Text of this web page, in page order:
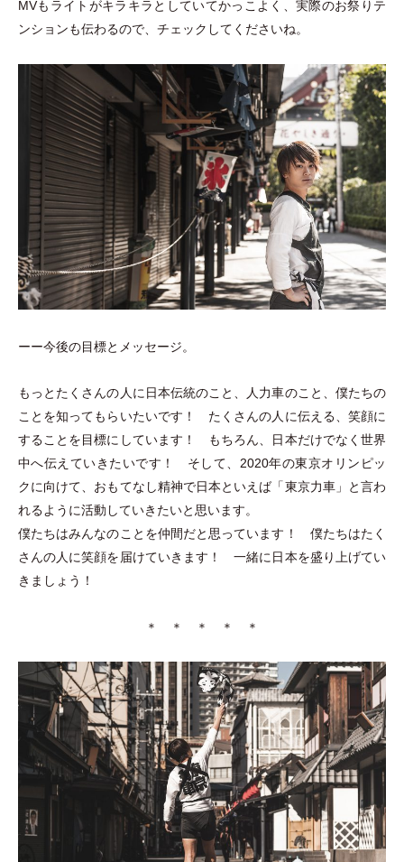
MVもライトがキラキラとしていてかっこよく、実際のお祭りテ
ンションも伝わるので、チェックしてくださいね。
ーー今後の目標とメッセージ。
もっとたくさんの人に日本伝統のこと、人力車のこと、僕たちの
ことを知ってもらいたいです！ たくさんの人に伝える、笑顔に
することを目標にしています！ もちろん、日本だけでなく世界
中へ伝えていきたいです！ そして、2020年の東京オリンピッ
クに向けて、おもてなし精神で日本といえば「東京力車」
と言わ
れるように活動していきたいと思います。
僕たちはみんなのことを仲間だと思っています！ 僕たちはたく
さんの人に笑顔を届けていきます！ 一緒に日本を盛り上げてい
きましょう！
＊ ＊ ＊ ＊ ＊